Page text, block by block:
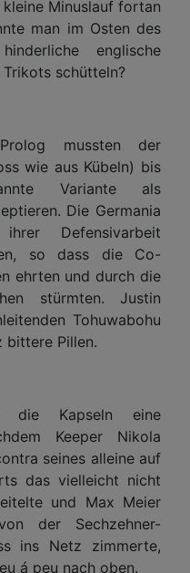
Minuslauf fortan
man im Osten des
englische
schütteln?
mussten der
wie aus Kübeln) bis
Variante als
Die Germania
Defensivarbeit
so dass die Co-
ehrten und durch die
stürmten. Justin
Tohuwabohu
bittere Pillen.
die Kapseln eine
Keeper Nikola
seines alleine auf
das vielleicht nicht
und Max Meier
der Sechzehner-
ins Netz zimmerte,
á peu nach oben.